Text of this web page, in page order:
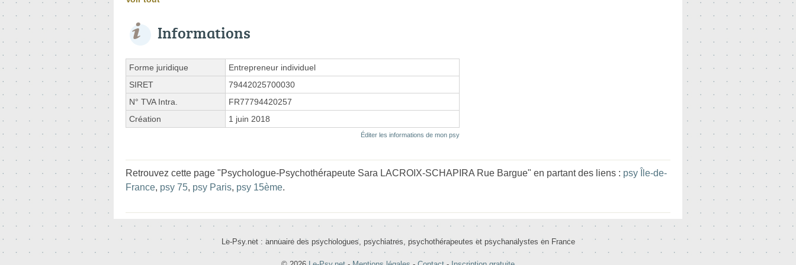
Informations
Forme juridique
Entrepreneur individuel
SIRET
79442025700030
N° TVA Intra.
FR77794420257
Création
1 juin 2018
Éditer les informations de mon psy
Retrouvez cette page "Psychologue-Psychothérapeute Sara LACROIX-SCHAPIRA Rue Bargue" en partant des liens : psy Île-de-
France, psy 75, psy Paris, psy 15ème.
Le-Psy.net : annuaire des psychologues, psychiatres, psychothérapeutes et psychanalystes en France